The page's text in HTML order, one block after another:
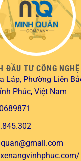
ĐẦU TƯ CÔNG
Láp, Phường Liên
Phúc, Việt Nam